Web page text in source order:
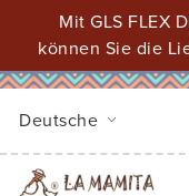
Mit GLS FLEX
können Sie die
Deutsche